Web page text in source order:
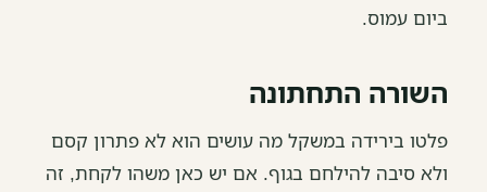
ביום עמוס.
השורה התחתונה
פלטו בירידה במשקל מה עושים הוא לא פתרון קסם
ולא סיבה להילחם בגוף. אם יש כאן משהו לקחת, זה